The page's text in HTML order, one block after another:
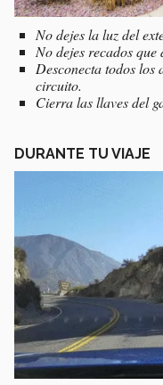
No dejes la luz del
No dejes recados que
Desconecta todos
circuito.
Cierra las llaves del
DURANTE TU VIAJE